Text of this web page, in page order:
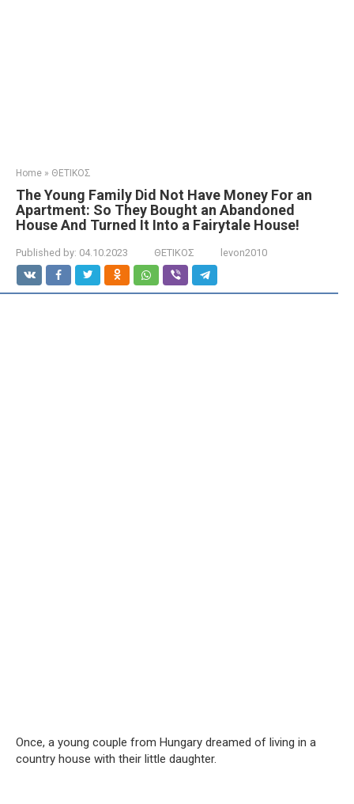
Home » ΘΕΤΙΚΟΣ
The Young Family Did Not Have Money For an
Apartment: So They Bought an Abandoned
House And Turned It Into a Fairytale House!
Published by: 04.10.2023 ΘΕΤΙΚΟΣ levon2010
Once, a young couple from Hungary dreamed of living in a
country house with their little daughter.